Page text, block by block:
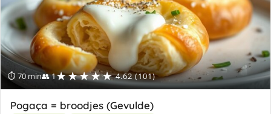
⏱ 70 min👥 1★★★★★ 4.62 (101)
Pogaça = broodjes (Gevulde)